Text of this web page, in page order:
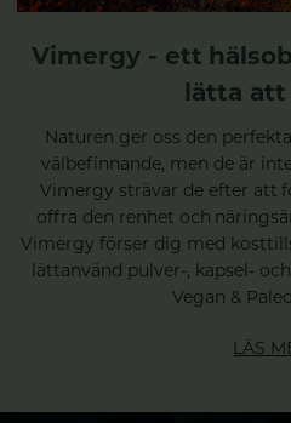
Vimergy - ett
lätta att
Naturen ger oss den
välbefinnande, men de är
Vimergy strävar de efter att
offra den renhet och
Vimergy förser dig med
lättanvänd pulver-, kapsel-
Vegan &
LÄS